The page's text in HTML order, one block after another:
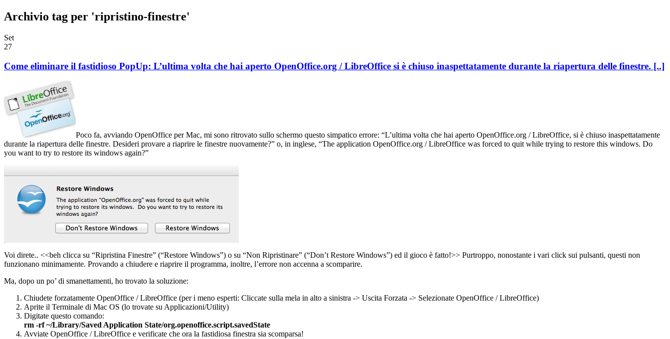
Archivio tag per 'ripristino-finestre'
Set
27
Come eliminare il fastidioso PopUp: L’ultima volta che hai aperto OpenOffice.org / LibreOffice si è chiuso inaspettatamente durante la riapertura delle finestre. [..]
Poco fa, avviando OpenOffice per Mac, mi sono ritrovato sullo schermo questo simpatico errore: “L’ultima volta che hai aperto OpenOffice.org / LibreOffice, si è chiuso inaspettatamente
durante la riapertura delle finestre. Desideri provare a riaprire le finestre nuovamente?” o, in inglese, “The application OpenOffice.org / LibreOffice was forced to quit while trying to restore this windows. Do
you want to try to restore its windows again?”
Voi direte.. <<beh clicca su “Ripristina Finestre” (“Restore Windows”) o su “Non Ripristinare” (“Don’t Restore Windows”) ed il gioco è fatto!>> Purtroppo, nonostante i vari click sui pulsanti, questi non
funzionano minimamente. Provando a chiudere e riaprire il programma, inoltre, l’errore non accenna a scomparire.
Ma, dopo un po’ di smanettamenti, ho trovato la soluzione:
Chiudete forzatamente OpenOffice / LibreOffice (per i meno esperti: Cliccate sulla mela in alto a sinistra -> Uscita Forzata -> Selezionate OpenOffice / LibreOffice)
Aprite il Terminale di Mac OS (lo trovate su Applicazioni/Utility)
Digitate questo comando:
rm -rf ~/Library/Saved Application State/org.openoffice.script.savedState
Avviate OpenOffice / LibreOffice e verificate che ora la fastidiosa finestra sia scomparsa!